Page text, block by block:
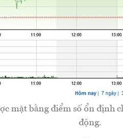
mặt bằng điểm số ổn định
động.